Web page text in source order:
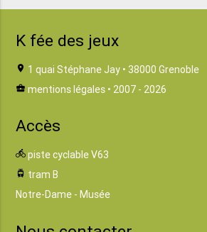
K fée des jeux
location_on 1 quai Stéphane Jay • 38000 Grenoble
business_center mentions légales • 2007 - 2026
Accès
directions_bike piste cyclable V63
tram tram B
Notre-Dame - Musée